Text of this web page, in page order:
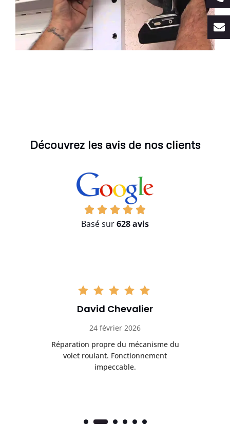
Découvrez les avis de nos clients
Basé sur628 avis
David Chevalier
24 février 2026
Réparation propre du mécanisme du
volet roulant. Fonctionnement
impeccable.